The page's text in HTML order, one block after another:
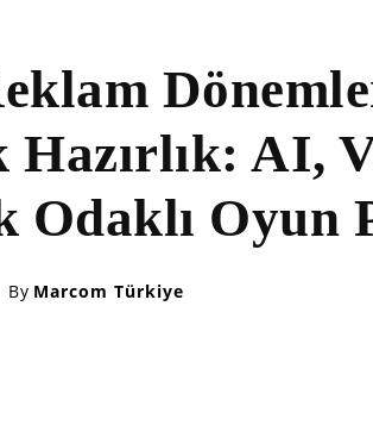
AI,
Odaklı Oyun
By Marcom Türkiye